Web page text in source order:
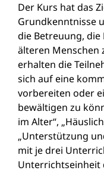
Der Kurs hat das
Grundkenntnisse
die Betreuung,
älteren Menschen
erhalten die
sich auf eine
vorbereiten oder
bewältigen zu
im Alter“,
„Unterstützung
mit je drei
Unterrichtseinheit